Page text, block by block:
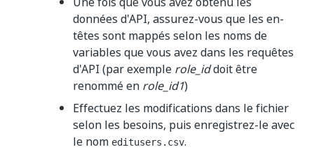
données d'API, assurez-vous que les en-
têtes sont mappés selon les noms de
variables que vous avez dans les requêtes
d'API (par exemple role_iddoit être
renommé en role_id1)
Effectuez les modifications dans le fichier
selon les besoins, puis enregistrez-le avec
le nom editusers.csv.